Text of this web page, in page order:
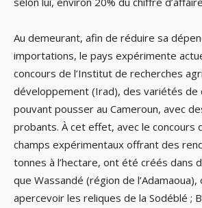
Au demeurant, afin de réduire sa
importations, le pays expérimente
concours de l’Institut de recherches
développement (Irad), des variétés de
pouvant pousser au Cameroun, avec
probants. À cet effet, avec le concours
champs expérimentaux offrant des
tonnes à l’hectare, ont été créés dans
que Wassandé (région de l’Adamaoua),
apercevoir les reliques de la Sodéblé ;